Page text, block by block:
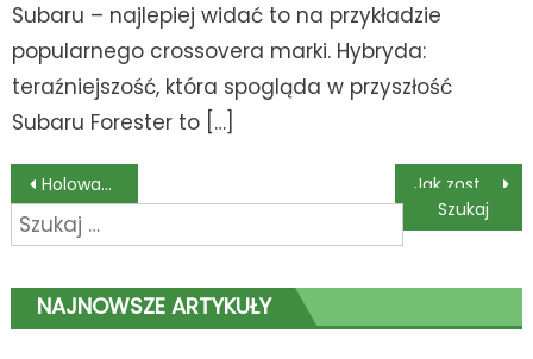
Subaru – najlepiej widać to na przykładzie
popularnego crossovera marki. Hybryda:
teraźniejszość, która spogląda w przyszłość
Subaru Forester to […]
Nawigacja
wpisu
Holowanie pojazdów
Szukaj:
NAJNOWSZE ARTYKUŁY